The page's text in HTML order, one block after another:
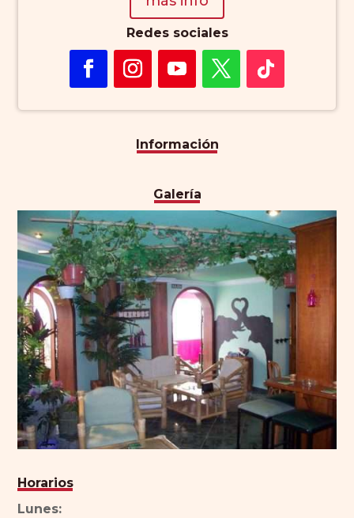
Redes sociales
Información
Galería
Horarios
Lunes: